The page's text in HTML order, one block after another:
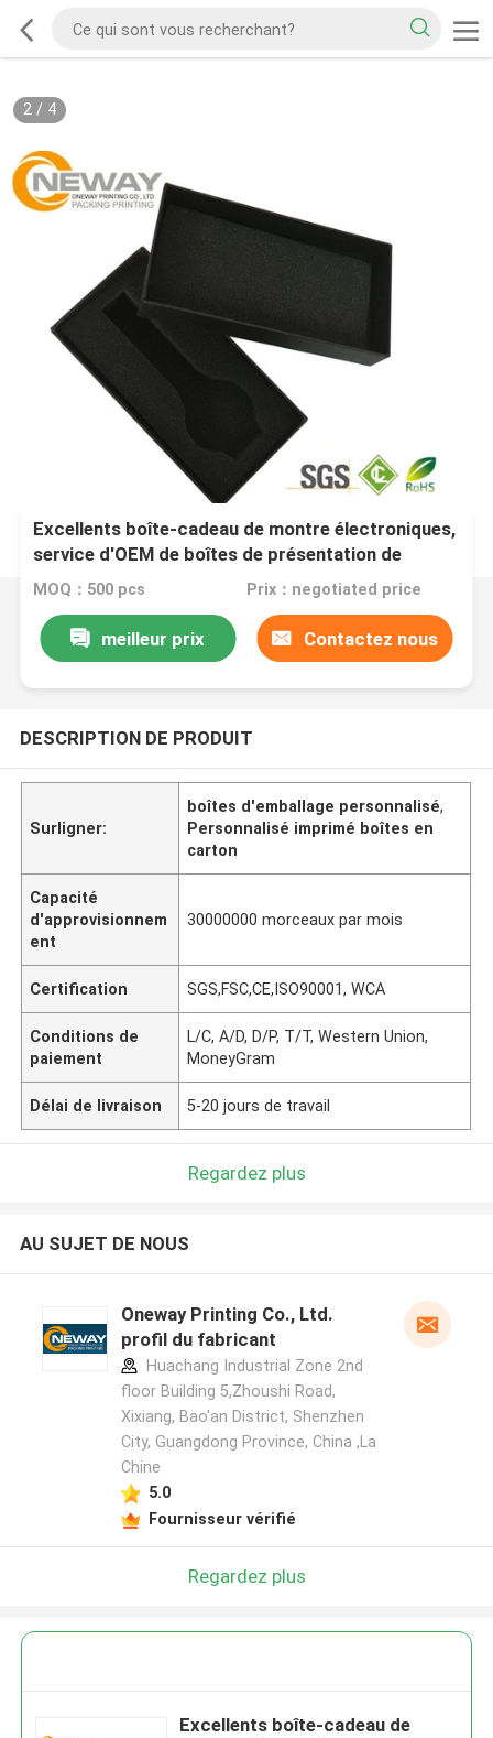
2/ 4
Excellents boîte-cadeau de montre électroniques,
service d'OEM de boîtes de présentation de
carton
MOQ：500 pcs Prix：negotiated price
meilleur prix Contactez nous
DESCRIPTION DE PRODUIT
Surligner:
boîtes d'emballage personnalisé,
Personnalisé imprimé boîtes en
carton
Capacité
d'approvisionnem
ent
30000000 morceaux par mois
Certification SGS,FSC,CE,ISO90001, WCA
Conditions de
paiement
L/C, A/D, D/P, T/T, Western Union,
MoneyGram
Délai de livraison 5-20 jours de travail
Regardez plus
AU SUJET DE NOUS
Oneway Printing Co., Ltd.
profil du fabricant
Huachang Industrial Zone 2nd
floor Building 5,Zhoushi Road,
Xixiang, Bao'an District, Shenzhen
City, Guangdong Province, China ,La
Chine
5.0
Fournisseur vérifié
Regardez plus
Excellents boîte-cadeau de